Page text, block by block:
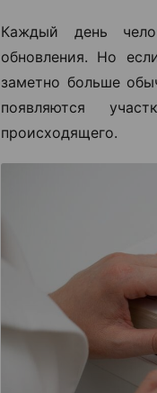
Каждый день
обновления. Но
заметно больше
появляются
происходящего.